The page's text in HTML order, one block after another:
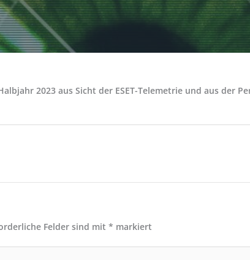
2023 aus Sicht der ESET-Telemetrie und aus der
Felder sind mit * markiert